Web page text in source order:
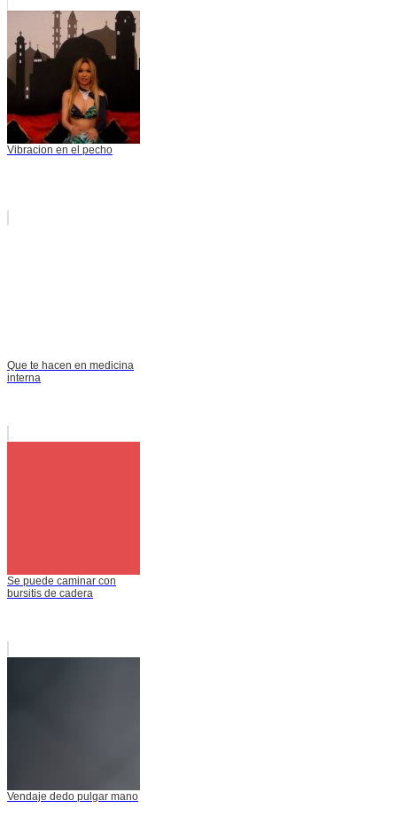
Vibracion en el pecho
Que te hacen en medicina
interna
Se puede caminar con
bursitis de cadera
Vendaje dedo pulgar mano